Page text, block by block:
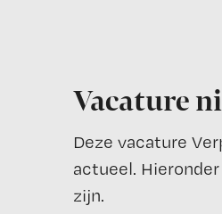
Vacature
Deze vacature
actueel.
zijn.